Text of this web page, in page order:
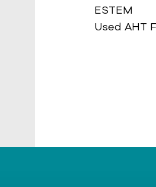
ESTEM
Used AHT